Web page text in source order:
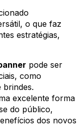
o que faz
estratégias,
pode ser
como
brindes.
excelente forma
do público,
dos novos